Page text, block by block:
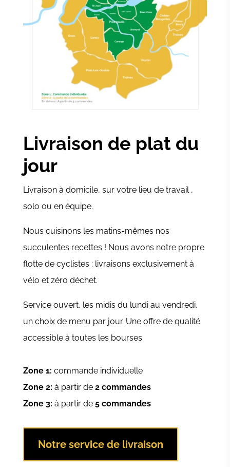
Livraison de plat du
jour
Livraison à domicile, sur votre lieu de travail ,
solo ou en équipe.
Nous cuisinons les matins-mêmes nos
succulentes recettes ! Nous avons notre propre
flotte de cyclistes : livraisons exclusivement à
vélo et zéro déchet.
Service ouvert, les midis du lundi au vendredi,
un choix de menu par jour. Une offre de qualité
accessible à toutes les bourses.
Zone 1: commande individuelle
Zone 2: à partir de 2 commandes
Zone 3: à partir de 5 commandes
Notre service de livraison